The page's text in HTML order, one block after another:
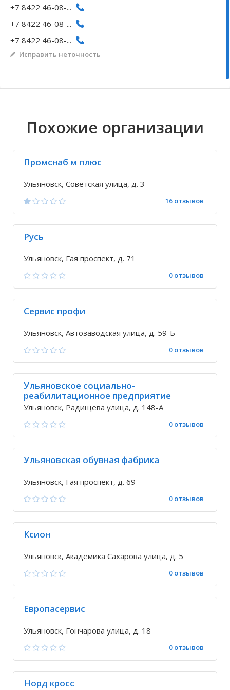
Волгоградская область
Кировоградская область
Восточно-Казахстанская область
+7 8422 46-08-...
+7 8422 46-08-...
+7 8422 46-08-...
Исправить неточность
Похожие организации
Промснаб м плюс
Ульяновск, Советская улица, д. 3
16 отзывов
Русь
Ульяновск, Гая проспект, д. 71
0 отзывов
Сервис профи
Ульяновск, Автозаводская улица, д. 59-Б
0 отзывов
Ульяновское социально-
реабилитационное предприятие
всероссийского общества глухих
Ульяновск, Радищева улица, д. 148-А
0 отзывов
Ульяновская обувная фабрика
Ульяновск, Гая проспект, д. 69
0 отзывов
Ксион
Ульяновск, Академика Сахарова улица, д. 5
0 отзывов
Европасервис
Ульяновск, Гончарова улица, д. 18
0 отзывов
Норд кросс